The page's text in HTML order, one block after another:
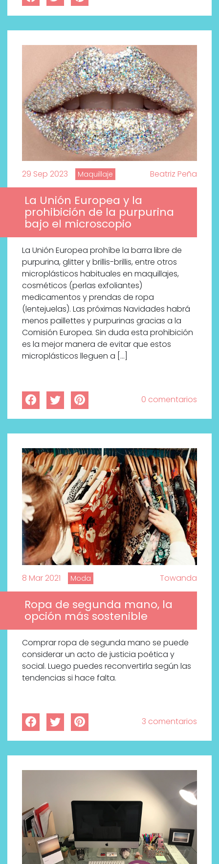
29 Sep 2023 Maquillaje Beatriz Peña
La Unión Europea y la
prohibición de la purpurina
bajo el microscopio
La Unión Europea prohíbe la barra libre de
purpurina, glitter y brillis-brillis, entre otros
microplásticos habituales en maquillajes,
cosméticos (perlas exfoliantes)
medicamentos y prendas de ropa
(lentejuelas). Las próximas Navidades habrá
menos paillettes y purpurinas gracias a la
Comisión Europea. Sin duda esta prohibición
es la mejor manera de evitar que estos
microplásticos lleguen a […]
0 comentarios
8 Mar 2021 Moda Towanda
Ropa de segunda mano, la
opción más sostenible
Comprar ropa de segunda mano se puede
considerar un acto de justicia poética y
social. Luego puedes reconvertirla según las
tendencias si hace falta.
3 comentarios